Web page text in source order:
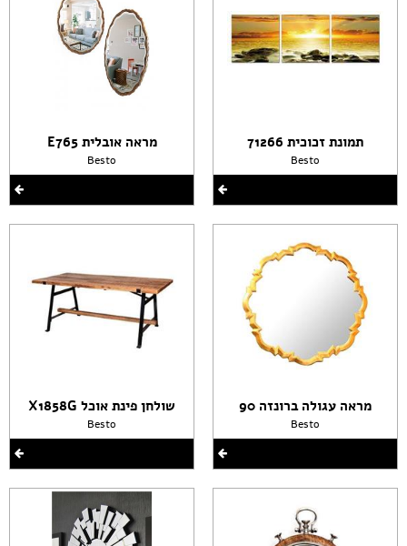
תמונת זכוכית 71266
Besto
מראה עגולה ברונזה 90
Besto
מראה אובלית E765
Besto
שולחן פינת אוכל X1858G
Besto